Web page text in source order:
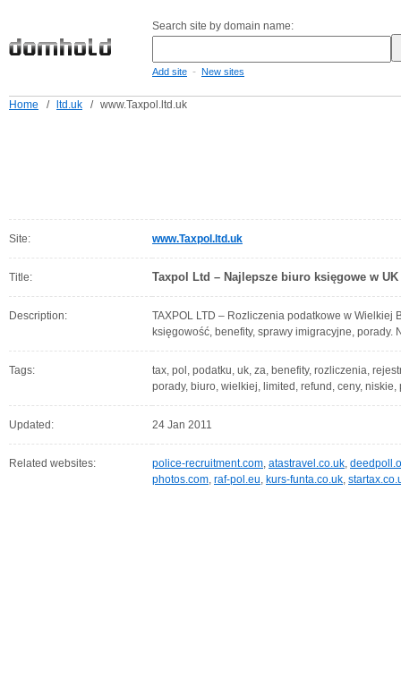
Search site by domain name:
Add site - New sites
Home / ltd.uk / www.Taxpol.ltd.uk
Site: www.Taxpol.ltd.uk
Title: Taxpol Ltd – Najlepsze biuro księgowe w UK
Description:
TAXPOL LTD – Rozliczenia podatkowe w Wielkiej
księgowość, benefity, sprawy imigracyjne, porady.
Tags:
tax, pol, podatku, uk, za, benefity, rozliczenia,
porady, biuro, wielkiej, limited, refund, ceny, niskie,
Updated: 24 Jan 2011
Related websites: police-recruitment.com, atastravel.co.uk,
photos.com, raf-pol.eu, kurs-funta.co.uk,